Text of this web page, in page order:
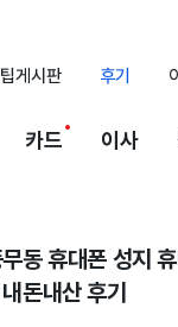
게시판 후기
카드 이사
동 휴대폰 성지
돈내산 후기